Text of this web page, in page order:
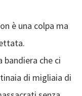
è una colpa ma
bandiera che ci
di migliaia di